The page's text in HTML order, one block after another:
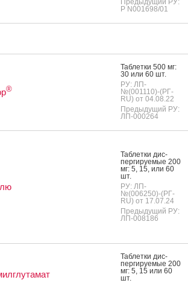
Р N001698/01
®
Таб­летки 500 мг:
30 или 60 шт.
РУ: ЛП-
№(001110)-(РГ-
RU) от 04.08.22
Предыдущий РУ:
ЛП-000264
Таб­летки дис­
перги­ру­емые 200
мг: 5, 15, или 60
шт.
РУ: ЛП-
№(006250)-(РГ-
RU) от 17.07.24
Предыдущий РУ:
ЛП-008186
Таб­летки дис­
перги­ру­емые 200
мг: 5, 15 или 60
шт.